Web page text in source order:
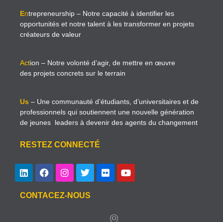
Entrepreneurship – Notre capacité à identifier les
opportunités et notre talent à les transformer en projets
créateurs de valeur
Action – Notre volonté d’agir, de mettre en œuvre
des projets concrets sur le terrain
Us – Une communauté d’étudiants, d’universitaires et de
professionnels qui soutiennent une nouvelle génération
de jeunes leaders à devenir des agents du changement
RESTEZ CONNECTÉ
CONTACEZ-NOUS